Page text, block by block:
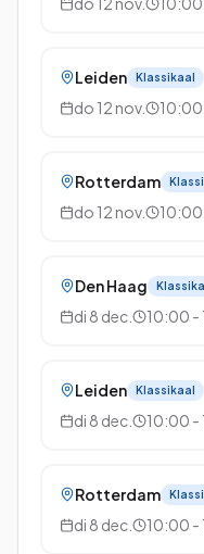
Leiden Klassikaal
do 12 nov.
Rotterdam
do 12 nov.
Den Haag
di 8 dec. 10:00 -
Leiden Klassikaal
di 8 dec. 10:00 -
Rotterdam
di 8 dec. 10:00 -